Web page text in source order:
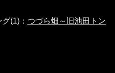
(1)： つづら畑～旧池田トン